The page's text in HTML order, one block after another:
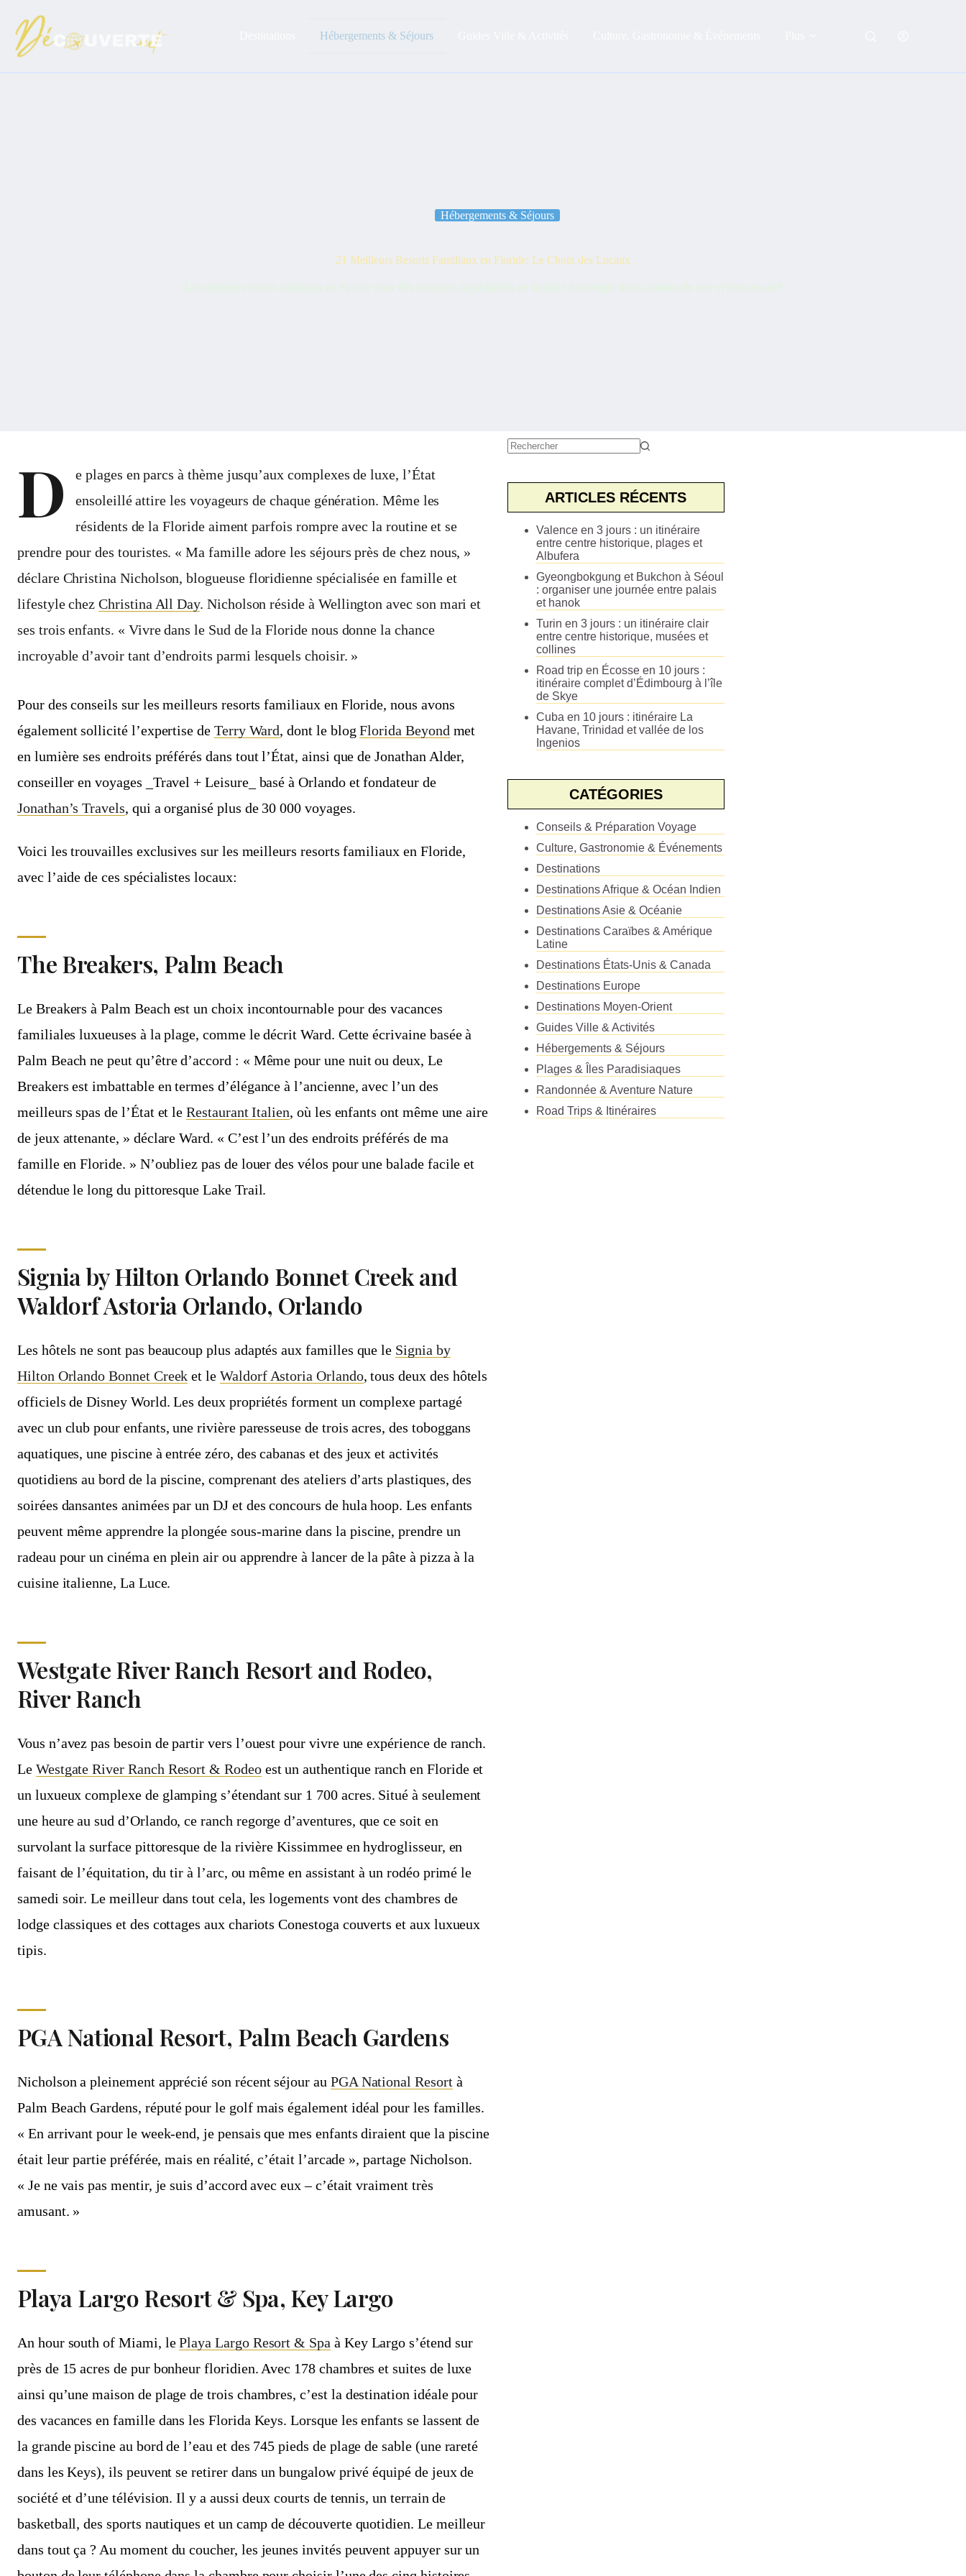
contenu
Hébergements & Séjours
Hébergements & Séjours
21 Meilleurs Resorts Familiaux en Floride: Le Choix des Locaux
Les meilleurs resorts familiaux en Floride pour des vacances inoubliables en famille! Scavenger hunts, tortues de mer et plus encore!
D
e plages en parcs à thème jusqu’aux complexes de luxe, l’État
ensoleillé attire les voyageurs de chaque génération. Même les
résidents de la Floride aiment parfois rompre avec la routine et se
prendre pour des touristes. « Ma famille adore les séjours près de chez nous, »
déclare Christina Nicholson, blogueuse floridienne spécialisée en famille et
lifestyle chezChristina All Day. Nicholson réside à Wellington avec son mari et
ses trois enfants. « Vivre dans le Sud de la Floride nous donne la chance
incroyable d’avoir tant d’endroits parmi lesquels choisir. »
Pour des conseils sur les meilleurs resorts familiaux en Floride, nous avons
également sollicité l’expertise de Terry Ward, dont le blogFlorida Beyond met
en lumière ses endroits préférés dans tout l’État, ainsi que de Jonathan Alder,
conseiller en voyages _Travel + Leisure_ basé à Orlando et fondateur de
Jonathan’s Travels, qui a organisé plus de 30 000 voyages.
Voici les trouvailles exclusives sur les meilleurs resorts familiaux en Floride,
avec l’aide de ces spécialistes locaux:
The Breakers, Palm Beach
Le Breakers à Palm Beach est un choix incontournable pour des vacances
familiales luxueuses à la plage, comme le décrit Ward. Cette écrivaine basée à
Palm Beach ne peut qu’être d’accord : « Même pour une nuit ou deux, Le
Breakers est imbattable en termes d’élégance à l’ancienne, avec l’un des
meilleurs spas de l’État et leRestaurant Italien, où les enfants ont même une aire
de jeux attenante, » déclare Ward. « C’est l’un des endroits préférés de ma
famille en Floride. » N’oubliez pas de louer des vélos pour une balade facile et
détendue le long du pittoresque Lake Trail.
Signia by Hilton Orlando Bonnet Creek and
Waldorf Astoria Orlando, Orlando
Les hôtels ne sont pas beaucoup plus adaptés aux familles que le Signia by
Hilton Orlando Bonnet Creek et le Waldorf Astoria Orlando, tous deux des hôtels
officiels de Disney World. Les deux propriétés forment un complexe partagé
avec un club pour enfants, une rivière paresseuse de trois acres, des toboggans
aquatiques, une piscine à entrée zéro, des cabanas et des jeux et activités
quotidiens au bord de la piscine, comprenant des ateliers d’arts plastiques, des
soirées dansantes animées par un DJ et des concours de hula hoop. Les enfants
peuvent même apprendre la plongée sous-marine dans la piscine, prendre un
radeau pour un cinéma en plein air ou apprendre à lancer de la pâte à pizza à la
cuisine italienne, La Luce.
Westgate River Ranch Resort and Rodeo,
River Ranch
Vous n’avez pas besoin de partir vers l’ouest pour vivre une expérience de ranch.
Le Westgate River Ranch Resort & Rodeoest un authentique ranch en Floride et
un luxueux complexe de glamping s’étendant sur 1 700 acres. Situé à seulement
une heure au sud d’Orlando, ce ranch regorge d’aventures, que ce soit en
survolant la surface pittoresque de la rivière Kissimmee en hydroglisseur, en
faisant de l’équitation, du tir à l’arc, ou même en assistant à un rodéo primé le
samedi soir. Le meilleur dans tout cela, les logements vont des chambres de
lodge classiques et des cottages aux chariots Conestoga couverts et aux luxueux
tipis.
PGA National Resort, Palm Beach Gardens
Nicholson a pleinement apprécié son récent séjour au PGA National Resortà
Palm Beach Gardens, réputé pour le golf mais également idéal pour les familles.
« En arrivant pour le week-end, je pensais que mes enfants diraient que la piscine
était leur partie préférée, mais en réalité, c’était l’arcade », partage Nicholson.
« Je ne vais pas mentir, je suis d’accord avec eux – c’était vraiment très
amusant. »
Playa Largo Resort & Spa, Key Largo
An hour south of Miami, lePlaya Largo Resort & Spa à Key Largo s’étend sur
près de 15 acres de pur bonheur floridien. Avec 178 chambres et suites de luxe
ainsi qu’une maison de plage de trois chambres, c’est la destination idéale pour
des vacances en famille dans les Florida Keys. Lorsque les enfants se lassent de
la grande piscine au bord de l’eau et des 745 pieds de plage de sable (une rareté
dans les Keys), ils peuvent se retirer dans un bungalow privé équipé de jeux de
société et d’une télévision. Il y a aussi deux courts de tennis, un terrain de
basketball, des sports nautiques et un camp de découverte quotidien. Le meilleur
dans tout ça ? Au moment du coucher, les jeunes invités peuvent appuyer sur un
ARTICLES RÉCENTS
Valence en 3 jours : un itinéraire
entre centre historique, plages et
Albufera
Gyeongbokgung et Bukchon à Séoul
: organiser une journée entre palais
et hanok
Turin en 3 jours : un itinéraire clair
entre centre historique, musées et
collines
Road trip en Écosse en 10 jours :
itinéraire complet d’Édimbourg à l’île
de Skye
Cuba en 10 jours : itinéraire La
Havane, Trinidad et vallée de los
Ingenios
CATÉGORIES
Conseils & Préparation Voyage
Culture, Gastronomie & Événements
Destinations
Destinations Afrique & Océan Indien
Destinations Asie & Océanie
Destinations Caraïbes & Amérique
Latine
Destinations États-Unis & Canada
Destinations Europe
Destinations Moyen-Orient
Guides Ville & Activités
Hébergements & Séjours
Plages & Îles Paradisiaques
Randonnée & Aventure Nature
Road Trips & Itinéraires